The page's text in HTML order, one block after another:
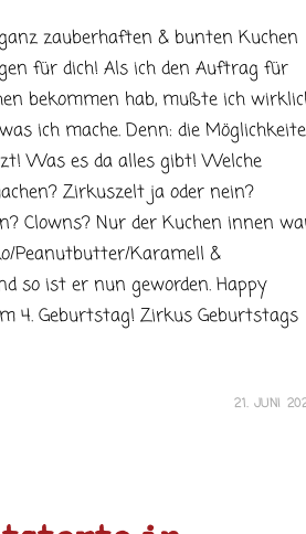
zauberhaften & bunten Kuchen
für dich! Als ich den Auftrag für
bekommen hab, mußte ich
ich mache. Denn: die
Was es da alles gibt! Welche
Zirkuszelt ja oder nein?
Clowns? Nur der Kuchen innen
Peanutbutter/Karamell &
so ist er nun geworden. Happy
4. Geburtstag! Zirkus Geburtstags
21. JUNI